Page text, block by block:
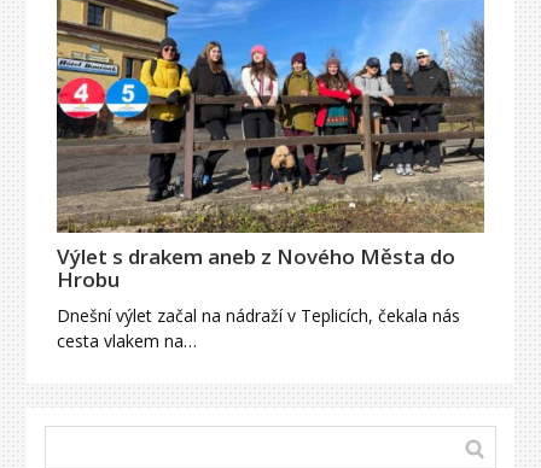
Výlet s drakem aneb z Nového Města do
Hrobu
Dnešní výlet začal na nádraží v Teplicích, čekala nás
cesta vlakem na…